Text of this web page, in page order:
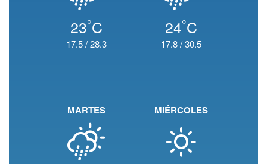
23°C
17.5/28.3
24°C
17.8/30.5
MARTES MIÉRCOLES